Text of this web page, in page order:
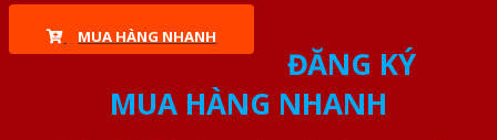
MUA HÀNG NHANH
ĐĂNG KÝ
MUA HÀNG NHANH